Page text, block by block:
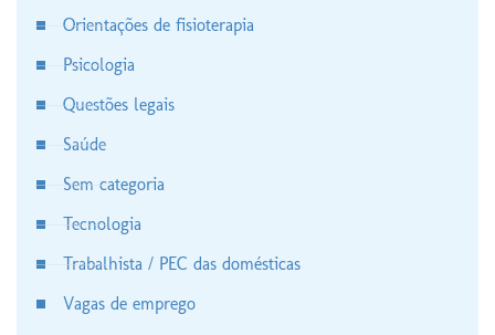
Orientações de fisioterapia
Psicologia
Questões legais
Saúde
Sem categoria
Tecnologia
Trabalhista / PEC das domésticas
Vagas de emprego